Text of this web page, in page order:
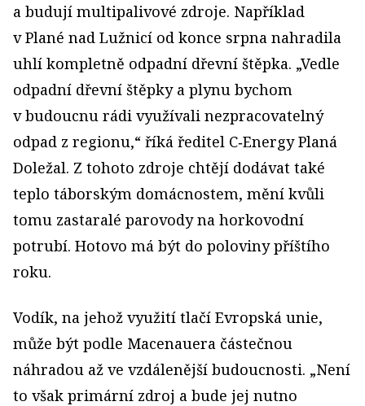
a budují multipalivové zdroje. Například
v Plané nad Lužnicí od konce srpna nahradila
uhlí kompletně odpadní dřevní štěpka. „Vedle
odpadní dřevní štěpky a plynu bychom
v budoucnu rádi využívali nezpracovatelný
odpad z regionu,“ říká ředitel C‑Energy Planá
Doležal. Z tohoto zdroje chtějí dodávat také
teplo táborským domácnostem, mění kvůli
tomu zastaralé parovody na horkovodní
potrubí. Hotovo má být do poloviny příštího
roku.
Vodík, na jehož využití tlačí Evropská unie,
může být podle Macenauera částečnou
náhradou až ve vzdálenější budoucnosti. „Není
to však primární zdroj a bude jej nutno